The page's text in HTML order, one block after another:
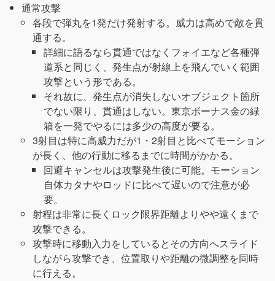
通常攻撃
各段で弾丸を1発だけ発射する。威力は高めで敵を貫
通する。
詳細に語るなら貫通ではなくフォイエなど各種弾
道系と同じく、発生点が射線上を飛んでいく範囲
攻撃という形である。
それ故に、発生点が消失しないオブジェクト箇所
でない限り、貫通はしない。東京ボーナス金の緑
箱を一発でやるには多少の高度が要る。
3射目は特に高威力だが1・2射目と比べてモーション
が長く、他の行動に移るまでに時間がかかる。
回避キャンセルは攻撃発生後に可能。モーション
自体カタナやロッドに比べて遅いので注意が必
要。
射程は非常に長くロック限界距離よりやや遠くまで
攻撃できる。
攻撃時に移動入力をしているとその方向へスライド
しながら攻撃でき、位置取りや距離の微調整を同時
に行える。